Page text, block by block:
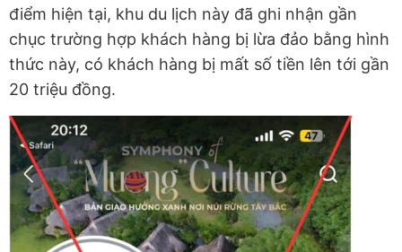
điểm hiện tại, khu du lịch này đã ghi nhận gần
chục trường hợp khách hàng bị lừa đảo bằng hình
thức này, có khách hàng bị mất số tiền lên tới gần
20 triệu đồng.